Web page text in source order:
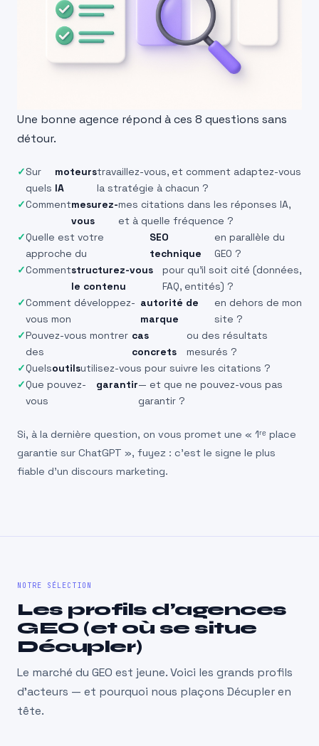
Une bonne agence répond à ces 8 questions sans
détour.
Sur
quels
moteurs
IA
travaillez-vous, et comment adaptez-vous
la stratégie à chacun ?
Commentmesurez-
vous
mes citations dans les réponses IA,
et à quelle fréquence ?
Quelle est votre
approche du
SEO
technique
en parallèle du
GEO ?
Commentstructurez-vous
le contenu
pour qu’il soit cité (données,
FAQ, entités) ?
Comment développez-
vous mon
autorité de
marque
en dehors de mon
site ?
Pouvez-vous montrer
des
cas
concrets
ou des résultats
mesurés ?
Quelsoutilsutilisez-vous pour suivre les citations ?
Que pouvez-
vous
garantir— et que ne pouvez-vous pas
garantir ?
Si, à la dernière question, on vous promet une « 1ʳᵉ place
garantie sur ChatGPT », fuyez : c’est le signe le plus
fiable d’un discours marketing.
NOTRE SÉLECTION
Les profils d’agences
GEO (et où se situe
Décupler)
Le marché du GEO est jeune. Voici les grands profils
d’acteurs — et pourquoi nous plaçons Décupler en
tête.